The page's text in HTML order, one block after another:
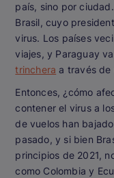
país, sino por
Brasil, cuyo
virus. Los países
viajes, y Paraguay
trinchera a través de
Entonces, ¿cómo
contener el virus a
de vuelos han
pasado, y si bien
principios de 2021,
como Colombia y